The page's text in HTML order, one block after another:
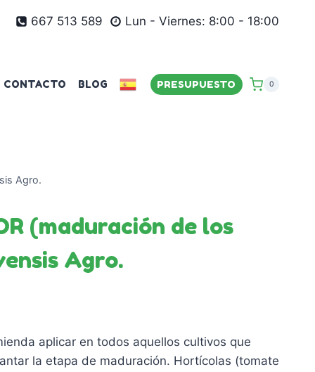
667 513 589 Lun - Viernes: 8:00 - 18:00
CONTACTO BLOG PRESUPUESTO 0
Agro.
(maduración de los
Agro.
aplicar en todos aquellos cultivos que
la etapa de maduración. Hortícolas (tomate